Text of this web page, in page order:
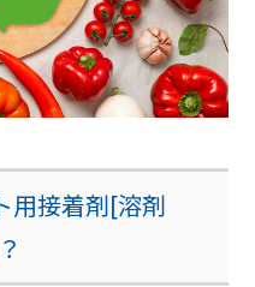
用接着剤[溶剤